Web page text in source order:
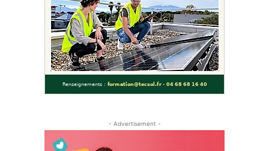
- Advertisement -